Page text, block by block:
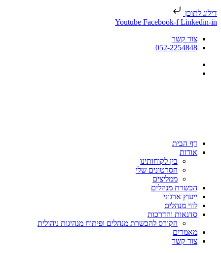
דילוג לתוכן
Youtube Facebook-f Linkedin-in
צור קשר
052-2254848
דף הבית
אודות
בין לקוחותינו
הסרטונים שלי
ממליצים
הכשרת מנהלים
ייעוץ ארגוני
לווי מנהלים
סדנאות והדרכות
הקורס להכשרת מנהלים ופיתוח מנהיגות ניהולית
מאמרים
צור קשר